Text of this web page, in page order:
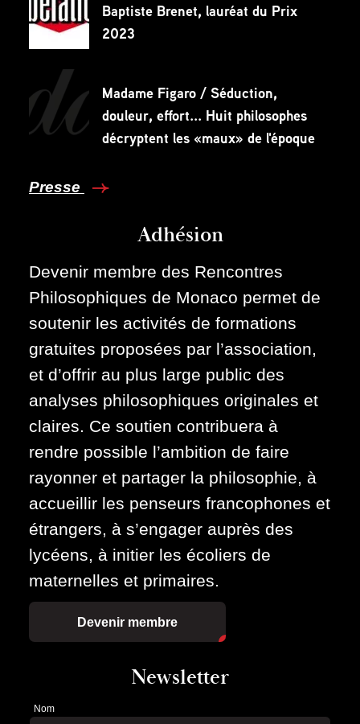
Baptiste Brenet, lauréat du Prix
2023
Madame Figaro / Séduction,
douleur, effort... Huit philosophes
décryptent les «maux» de l'époque
Presse
Adhésion
Devenir membre des Rencontres
Philosophiques de Monaco permet de
soutenir les activités de formations
gratuites proposées par l’association,
et d’offrir au plus large public des
analyses philosophiques originales et
claires. Ce soutien contribuera à
rendre possible l’ambition de faire
rayonner et partager la philosophie, à
accueillir les penseurs francophones et
étrangers, à s’engager auprès des
lycéens, à initier les écoliers de
maternelles et primaires.
Devenir membre
Newsletter
Newsletter
Nom